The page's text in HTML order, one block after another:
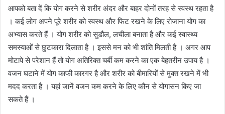
आपको बता दें कि योग करने से शरीर अंदर और बाहर दोनों तरह से स्वस्थ रहता है
। कई लोग अपने पूरे शरीर को स्वस्थ और फिट रखने के लिए रोजाना योग का
अभ्यास करते हैं । योग शरीर को सुडौल, लचीला बनाता है और कई स्वास्थ्य
समस्याओं से छुटकारा दिलाता है । इससे मन को भी शांति मिलती है । अगर आप
मोटापे से परेशान हैं तो योग अतिरिक्त चर्बी कम करने का एक बेहतरीन उपाय है ।
वजन घटाने में योग काफी कारगर है और शरीर को बीमारियों से मुक्त रखने में भी
मदद करता है । यहां जानें वजन कम करने के लिए कौन से योगासन किए जा
सकते हैं ।